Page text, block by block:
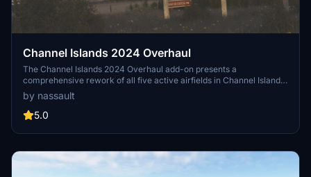
Channel Islands 2024 Overhaul
The Channel Islands 2024 Overhaul add-on presents a
comprehensive rework of all five active airfields in Channel Islands
National Park, along with three historically closed strips that are
now depicted as overgrown yet landable. This package modifies
runway materials to reflect their true rugged and unpaved nature,
terrain, maritime fog, and remote settings. Additional features
custom objects, making it a valuable resource for both recreational
bush flights and Coast Guard operations.
by nassault
5.0